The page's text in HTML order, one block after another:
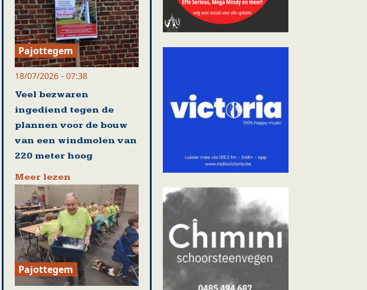
Pajottegem
18/07/2026 - 07:38
Veel bezwaren
ingediend tegen de
plannen voor de bouw
van een windmolen van
220 meter hoog
Meer lezen
Pajottegem